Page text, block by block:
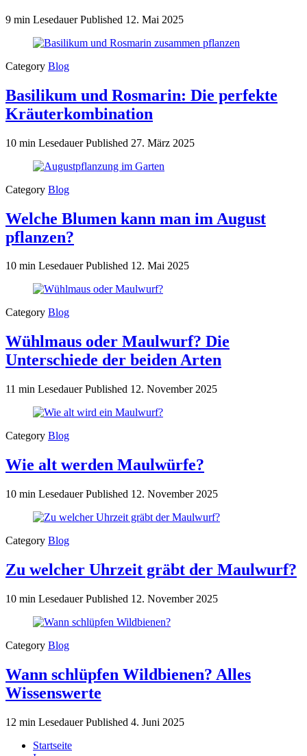
9 min LesedauerPublished 12. Mai 2025
Category Blog
Basilikum und Rosmarin: Die perfekte
Kräuterkombination
10 min LesedauerPublished 27. März 2025
Category Blog
Welche Blumen kann man im August
pflanzen?
10 min LesedauerPublished 12. Mai 2025
Category Blog
Wühlmaus oder Maulwurf? Die
Unterschiede der beiden Arten
11 min LesedauerPublished 12. November 2025
Category Blog
Wie alt werden Maulwürfe?
10 min LesedauerPublished 12. November 2025
Category Blog
Zu welcher Uhrzeit gräbt der Maulwurf?
10 min LesedauerPublished 12. November 2025
Category Blog
Wann schlüpfen Wildbienen? Alles
Wissenswerte
12 min LesedauerPublished 4. Juni 2025
Startseite